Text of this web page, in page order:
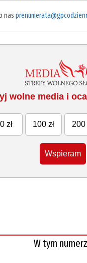
nas
wolne media i
zł 100 zł 200
Wspieram
W tym